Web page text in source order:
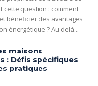
cette question : comment
bénéficier des avantages
énergétique ? Au-delà...
maisons
: Défis spécifiques
pratiques